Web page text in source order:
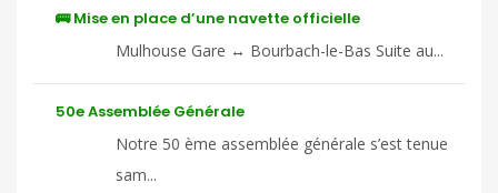
🚌 Mise en place d’une navette officielle
Mulhouse Gare ↔ Bourbach-le-Bas Suite au...
50e Assemblée Générale
Notre 50 ème assemblée générale s’est tenue
sam...